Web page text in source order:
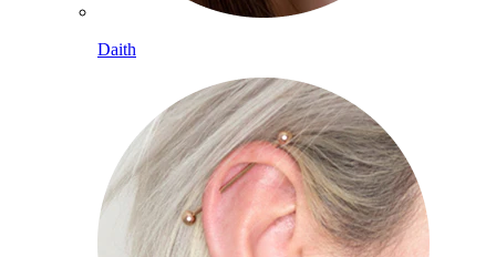
Daith